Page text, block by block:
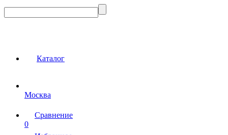
Каталог
Москва
Сравнение
0